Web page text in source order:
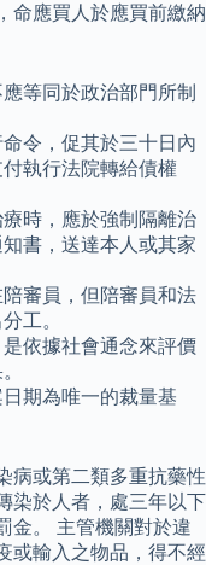
命應買人於應買前繳納
等同於政治部門所制
令，促其於三十日內
執行法院轉給債權
時，應於強制隔離治
書，送達本人或其家
審員，但陪審員和法
工。
依據社會通念來評價
期為唯一的裁量基
病或第二類多重抗藥性
染於人者，處三年以下
金。 主管機關對於違
或輸入之物品，得不經